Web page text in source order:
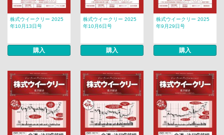
株式ウイークリー 2025
年10月13日号
購入
株式ウイークリー 2025
年10月6日号
購入
株式ウイークリー 2025
年9月29日号
購入